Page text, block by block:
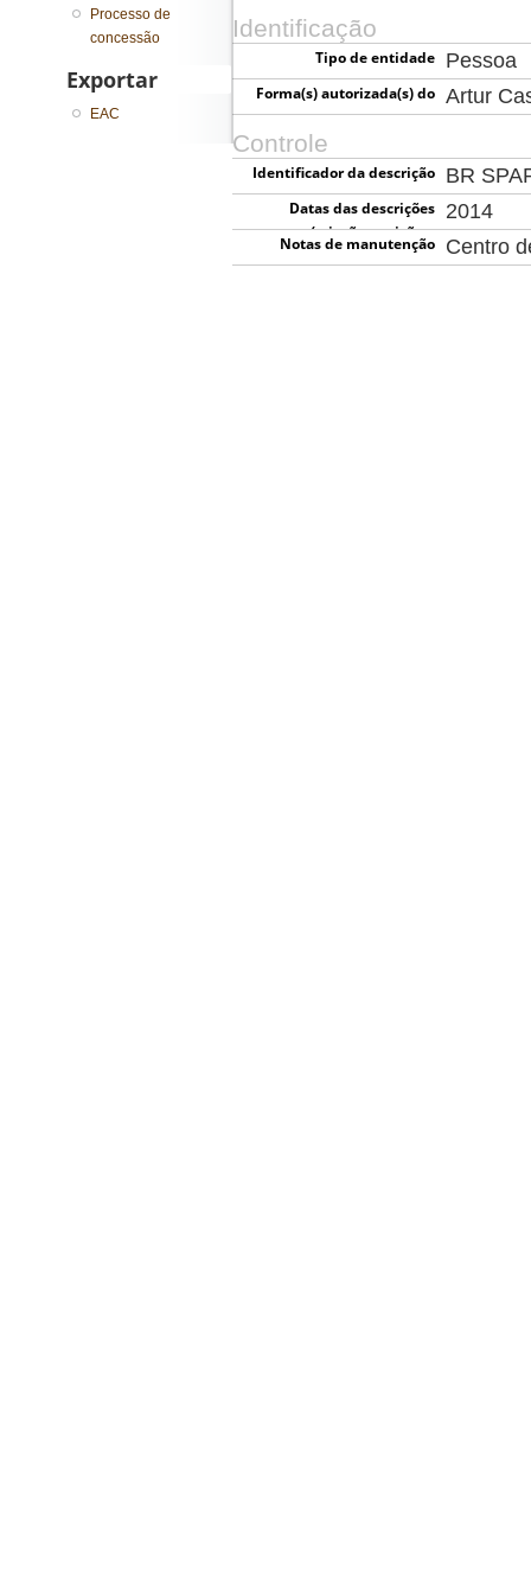
Identificação
Tipo de entidade Pessoa
Forma(s) autorizada(s) do
nome
Artur
Controle
Identificador da descrição BR
Datas das descrições
(criação, revisão e
eliminação)
2014
Notas de manutenção Centro
Processo de
concessão
Exportar
EAC